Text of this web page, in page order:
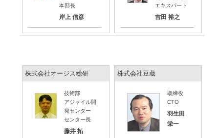
本部長
岸上 信彦
エキスパート
吉田 裕之
株式会社オージス総研
技術部
アジャイル開
発センター
センター長
藤井 拓
株式会社豆蔵
取締役
CTO
羽生田
栄一